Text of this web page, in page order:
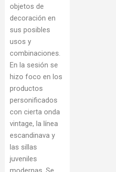
objetos de
decoración en
sus posibles
usos y
combinaciones.
En la sesión se
hizo foco en los
productos
personificados
con cierta onda
vintage, la línea
escandinava y
las sillas
juveniles